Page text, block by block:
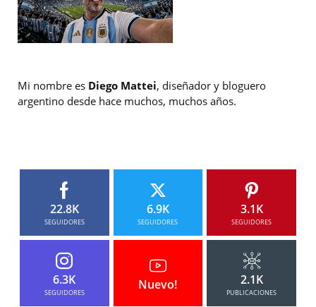
Mi nombre es Diego Mattei, diseñador y bloguero
argentino desde hace muchos, muchos años.
22.8K
SEGUIDORES
6.9K
SEGUIDORES
3.1K
SEGUIDORES
6.3K
SEGUIDORES
Nuevo! 2.1K
PUBLICACIONES